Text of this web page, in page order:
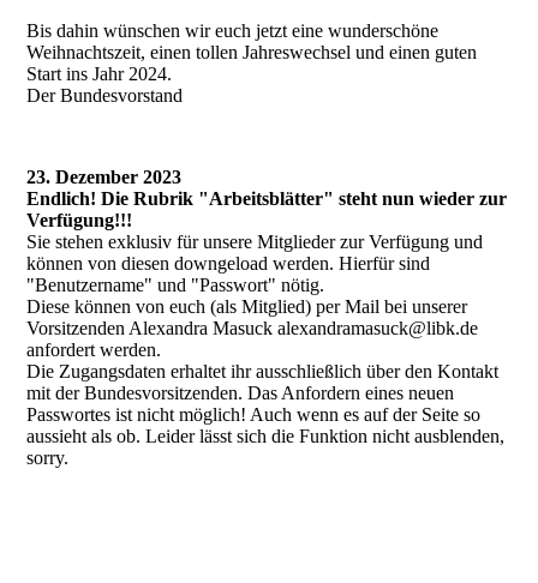
Bis dahin wünschen wir euch jetzt eine wunderschöne
Weihnachtszeit, einen tollen Jahreswechsel und einen guten
Start ins Jahr 2024.
Der Bundesvorstand
23. Dezember 2023
Endlich! Die Rubrik "Arbeitsblätter" steht nun wieder zur
Verfügung!!!
Sie stehen exklusiv für unsere Mitglieder zur Verfügung und
können von diesen downgeload werden. Hierfür sind
"Benutzername" und "Passwort" nötig.
Diese können von euch (als Mitglied) per Mail bei unserer
Vorsitzenden Alexandra Masuck alexandramasuck@libk.de
anfordert werden.
Die Zugangsdaten erhaltet ihr ausschließlich über den Kontakt
mit der Bundesvorsitzenden. Das Anfordern eines neuen
Passwortes ist nicht möglich! Auch wenn es auf der Seite so
aussieht als ob. Leider lässt sich die Funktion nicht ausblenden,
sorry.